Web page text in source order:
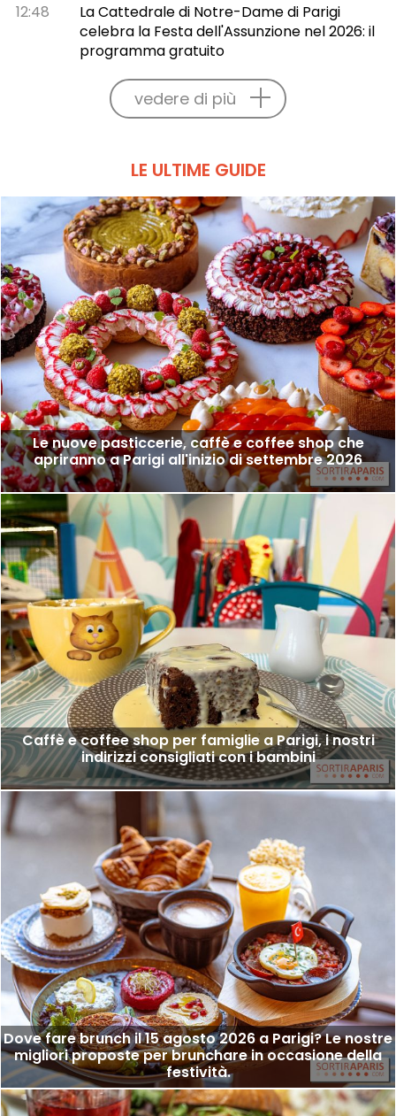
12:48
La Cattedrale di Notre-Dame di Parigi
celebra la Festa dell'Assunzione nel 2026: il
programma gratuito
vedere di più
LE ULTIME GUIDE
Le nuove pasticcerie, caffè e coffee shop che
apriranno a Parigi all'inizio di settembre 2026
Caffè e coffee shop per famiglie a Parigi, i nostri
indirizzi consigliati con i bambini
Dove fare brunch il 15 agosto 2026 a Parigi? Le nostre
migliori proposte per brunchare in occasione della
festività.